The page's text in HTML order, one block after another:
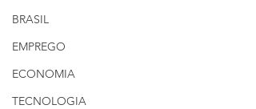
BRASIL
EMPREGO
ECONOMIA
TECNOLOGIA